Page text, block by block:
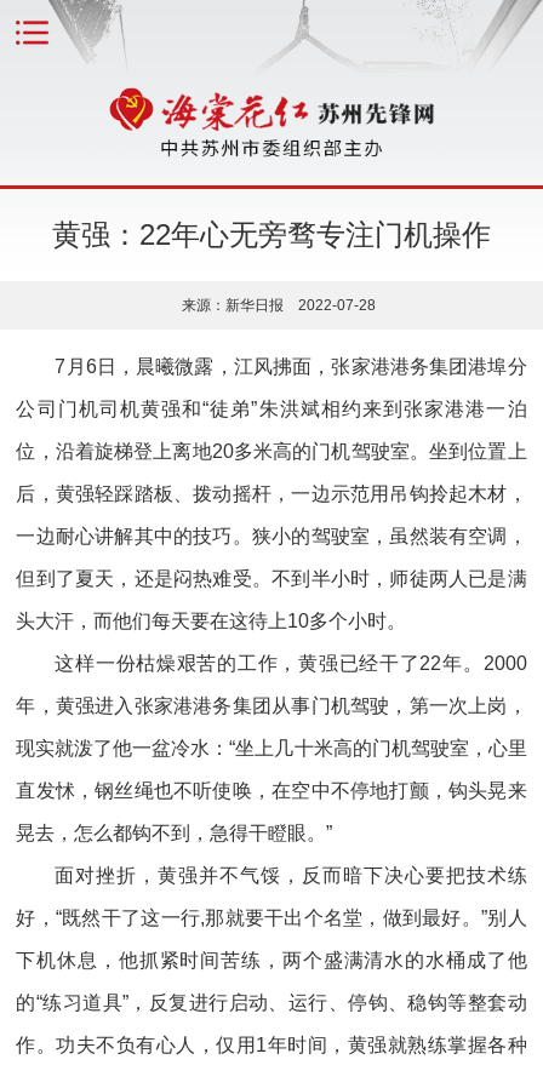
黄强：22年心无旁骛专注门机操作
来源：新华日报 2022-07-28
7月6日，晨曦微露，江风拂面，张家港港务集团港埠分
公司门机司机黄强和“徒弟”朱洪斌相约来到张家港港一泊
位，沿着旋梯登上离地20多米高的门机驾驶室。坐到位置上
后，黄强轻踩踏板、拨动摇杆，一边示范用吊钩拎起木材，
一边耐心讲解其中的技巧。狭小的驾驶室，虽然装有空调，
但到了夏天，还是闷热难受。不到半小时，师徒两人已是满
头大汗，而他们每天要在这待上10多个小时。
这样一份枯燥艰苦的工作，黄强已经干了22年。2000
年，黄强进入张家港港务集团从事门机驾驶，第一次上岗，
现实就泼了他一盆冷水：“坐上几十米高的门机驾驶室，心里
直发怵，钢丝绳也不听使唤，在空中不停地打颤，钩头晃来
晃去，怎么都钩不到，急得干瞪眼。”
面对挫折，黄强并不气馁，反而暗下决心要把技术练
好，“既然干了这一行,那就要干出个名堂，做到最好。”别人
下机休息，他抓紧时间苦练，两个盛满清水的水桶成了他
的“练习道具”，反复进行启动、运行、停钩、稳钩等整套动
作。功夫不负有心人，仅用1年时间，黄强就熟练掌握各种